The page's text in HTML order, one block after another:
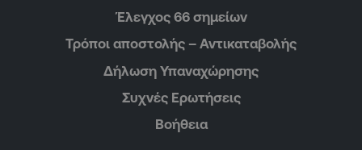
Έλεγχος 66 σημείων
Τρόποι αποστολής – Αντικαταβολής
Δήλωση Υπαναχώρησης
Συχνές Ερωτήσεις
Βοήθεια